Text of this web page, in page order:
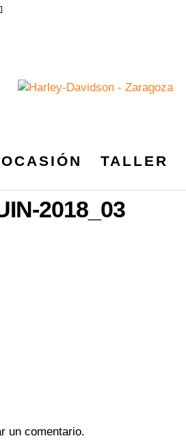
OCASIÓN TALLER
2018_03
un comentario.